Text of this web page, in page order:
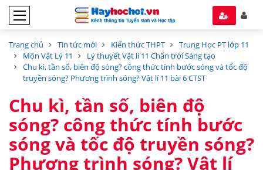
Trang chủ Tin tức mới Kiến thức THPT
Trung Học PT lớp 11
Môn Vật Lý 11
Lý thuyết Vật lí 11 Chân trời Sáng tạo
Chu kì, tần số, biên độ sóng? công thức tính bước sóng và tốc độ
truyền sóng? Phương trình sóng? Vật lí 11 bài 6 CTST
Chu kì, tần số, biên độ
sóng? công thức tính bước
sóng và tốc độ truyền sóng?
Phương trình sóng? Vật lí